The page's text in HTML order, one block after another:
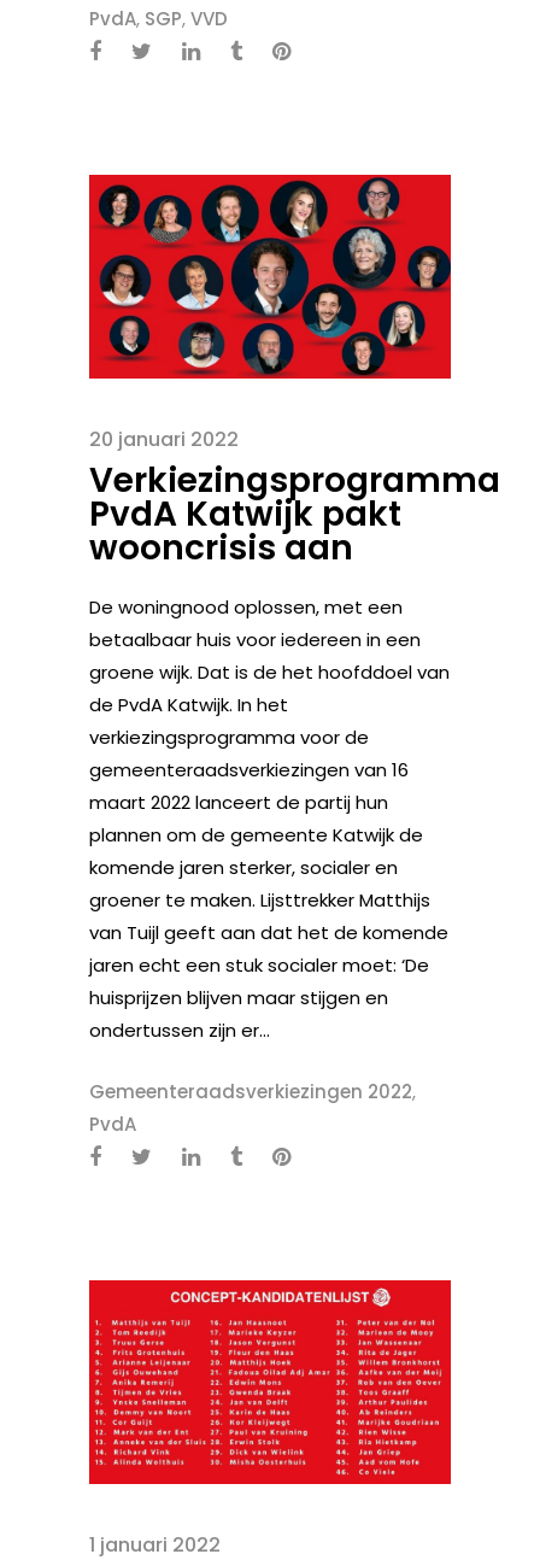
PvdA, SGP,VVD
20 januari 2022
Verkiezingsprogramma
PvdA Katwijk pakt
wooncrisis aan
De woningnood oplossen, met een
betaalbaar huis voor iedereen in een
groene wijk. Dat is de het hoofddoel van
de PvdA Katwijk. In het
verkiezingsprogramma voor de
gemeenteraadsverkiezingen van 16
maart 2022 lanceert de partij hun
plannen om de gemeente Katwijk de
komende jaren sterker, socialer en
groener te maken. Lijsttrekker Matthijs
van Tuijl geeft aan dat het de komende
jaren echt een stuk socialer moet: ‘De
huisprijzen blijven maar stijgen en
ondertussen zijn er...
Gemeenteraadsverkiezingen 2022,
PvdA
1 januari 2022